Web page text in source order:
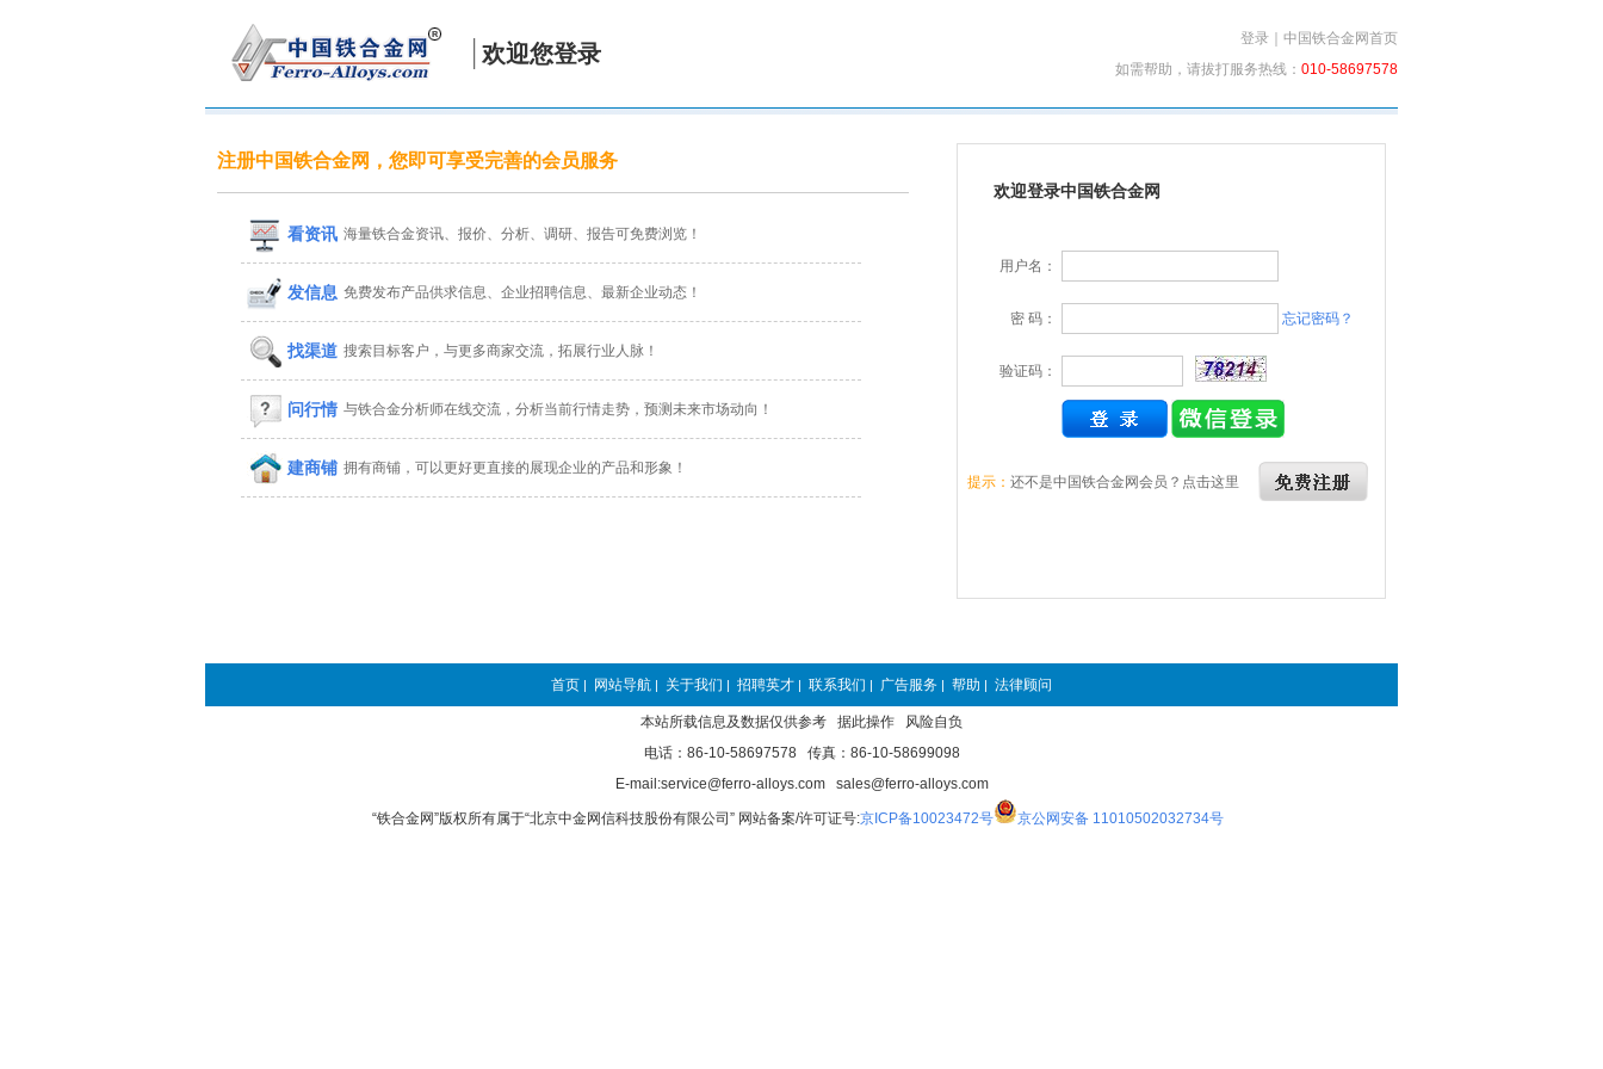
欢迎您登录
登录
中国铁合金网首页
如需帮助，请拔打服务热线： 010-58697578
注册中国铁合金网，您即可享受完善的会员服务
看资讯 海量铁合金资讯、报价、分析、调研、报告可免费浏览！
发信息 免费发布产品供求信息、企业招聘信息、最新企业动态！
找渠道 搜索目标客户，与更多商家交流，拓展行业人脉！
问行情 与铁合金分析师在线交流，分析当前行情走势，预测未来市场动向！
建商铺 拥有商铺，可以更好更直接的展现企业的产品和形象！
欢迎登录中国铁合金网
用户名：
密 码： 忘记密码？
验证码：
提示： 还不是中国铁合金网会员？点击这里
首页 | 网站导航 | 关于我们 | 招聘英才 | 联系我们 | 广告服务 | 帮助 | 法律顾问
本站所载信息及数据仅供参考 据此操作 风险自负
电话：86-10-58697578 传真：86-10-58699098
E-mail:service@ferro-alloys.com sales@ferro-alloys.com
“铁合金网”版权所有属于“北京中金网信科技股份有限公司” 网站备案/许可证号:京ICP备10023472号 京公网安备 11010502032734号